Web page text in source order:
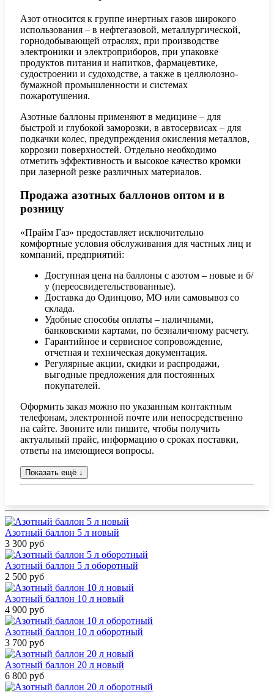
Азот относится к группе инертных газов широкого
использования – в нефтегазовой, металлургической,
горнодобывающей отраслях, при производстве
электроники и электроприборов, при упаковке
продуктов питания и напитков, фармацевтике,
судостроении и судоходстве, а также в целлюлозно-
бумажной промышленности и системах
пожаротушения.
Азотные баллоны применяют в медицине – для
быстрой и глубокой заморозки, в автосервисах – для
подкачки колес, предупреждения окисления металлов,
коррозии поверхностей. Отдельно необходимо
отметить эффективность и высокое качество кромки
при лазерной резке различных материалов.
Продажа азотных баллонов оптом и в
розницу
«Прайм Газ» предоставляет исключительно
комфортные условия обслуживания для частных лиц и
компаний, предприятий:
Доступная цена на баллоны с азотом – новые и б/
у (переосвидетельствованные).
Доставка до Одинцово, МО или самовывоз со
склада.
Удобные способы оплаты – наличными,
банковскими картами, по безналичному расчету.
Гарантийное и сервисное сопровождение,
отчетная и техническая документация.
Регулярные акции, скидки и распродажи,
выгодные предложения для постоянных
покупателей.
Оформить заказ можно по указанным контактным
телефонам, электронной почте или непосредственно
на сайте. Звоните или пишите, чтобы получить
актуальный прайс, информацию о сроках поставки,
ответы на имеющиеся вопросы.
Показать ещё ↓
Азотный баллон 5 л новый
3 300 руб
Азотный баллон 5 л оборотный
2 500 руб
Азотный баллон 10 л новый
4 900 руб
Азотный баллон 10 л оборотный
3 700 руб
Азотный баллон 20 л новый
6 800 руб